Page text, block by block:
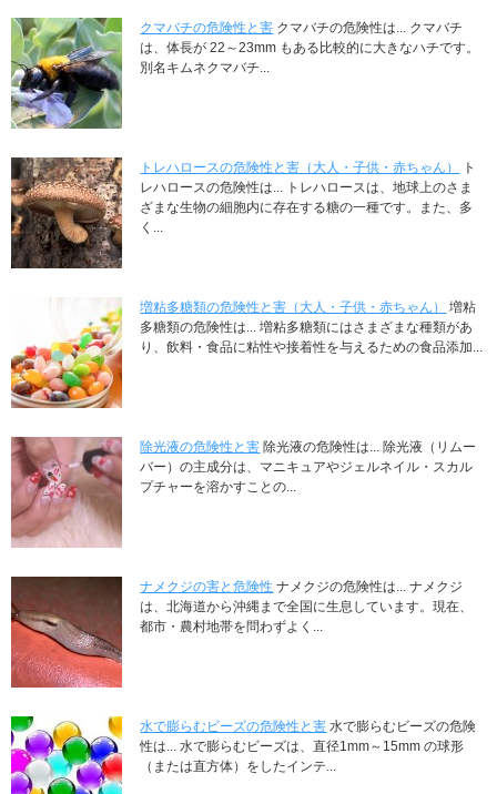
クマバチの危険性と害 クマバチの危険性は... クマバチ
は、体長が 22～23mm もある比較的に大きなハチです。
別名キムネクマバチ...
トレハロースの危険性と害（大人・子供・赤ちゃん）
ト
レハロースの危険性は... トレハロースは、地球上のさま
ざまな生物の細胞内に存在する糖の一種です。また、多
く...
増粘多糖類の危険性と害（大人・子供・赤ちゃん）
増粘
多糖類の危険性は... 増粘多糖類にはさまざまな種類があ
り、飲料・食品に粘性や接着性を与えるための食品添加...
除光液の危険性と害 除光液の危険性は... 除光液（リムー
バー）の主成分は、マニキュアやジェルネイル・スカル
プチャーを溶かすことの...
ナメクジの害と危険性 ナメクジの危険性は... ナメクジ
は、北海道から沖縄まで全国に生息しています。現在、
都市・農村地帯を問わずよく...
水で膨らむビーズの危険性と害 水で膨らむビーズの危険
性は... 水で膨らむビーズは、直径1mm～15mm の球形
（または直方体）をしたインテ...